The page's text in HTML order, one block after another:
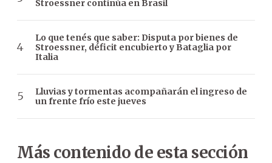
Stroessner continúa en Brasil
Lo que tenés que saber: Disputa por bienes de
Stroessner, déficit encubierto y Bataglia por
Italia
Lluvias y tormentas acompañarán el ingreso de
un frente frío este jueves
Más contenido de esta sección